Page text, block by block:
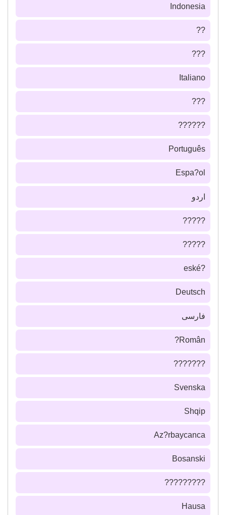
Indonesia
??
???
Italiano
???
??????
Português
Espa?ol
اردو
?????
?????
?eské
Deutsch
فارسى
Român?
???????
Svenska
Shqip
Az?rbaycanca
Bosanski
?????????
Hausa